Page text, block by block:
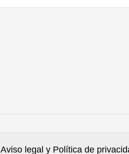
Aviso legal y Política de